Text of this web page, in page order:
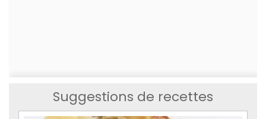
Suggestions de recettes